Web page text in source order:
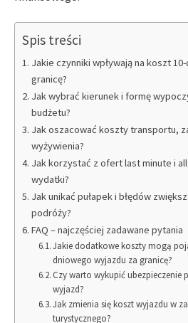
Spis treści
Jakie czynniki wpływają na koszt
granicę?
Jak wybrać kierunek i formę
budżetu?
Jak oszacować koszty transportu,
wyżywienia?
Jak korzystać z ofert last minute i
wydatki?
Jak unikać pułapek i błędów
podróży?
FAQ – najczęściej zadawane pytania
Jakie dodatkowe koszty mogą
dniowego wyjazdu za granicę?
Czy warto wykupić ubezpieczenie
wyjazd?
Jak zmienia się koszt wyjazdu w
turystycznego?